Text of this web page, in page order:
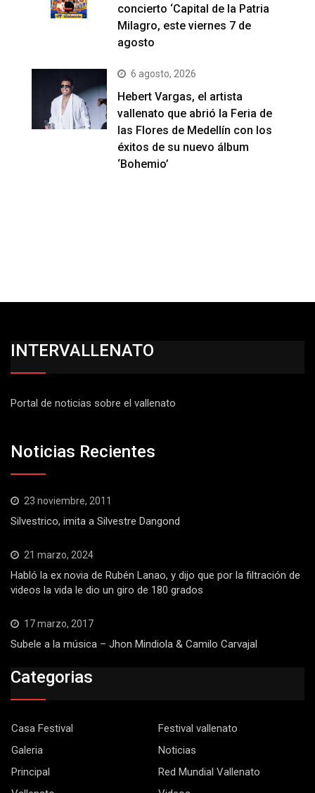
concierto ‘Capital de la Patria
Milagro, este viernes 7 de
agosto
6 agosto, 2026
Hebert Vargas, el artista
vallenato que abrió la Feria de
las Flores de Medellín con los
éxitos de su nuevo álbum
‘Bohemio’
INTERVALLENATO
Portal de noticias sobre el vallenato
Noticias Recientes
23 noviembre, 2011
Silvestrico, imita a Silvestre Dangond
21 marzo, 2024
Habló la ex novia de Rubén Lanao, y dijo que por la filtración de
videos la vida le dio un giro de 180 grados
17 marzo, 2017
Subele a la música – Jhon Mindiola & Camilo Carvajal
Categorias
Casa Festival
Festival vallenato
Galeria
Noticias
Principal
Red Mundial Vallenato